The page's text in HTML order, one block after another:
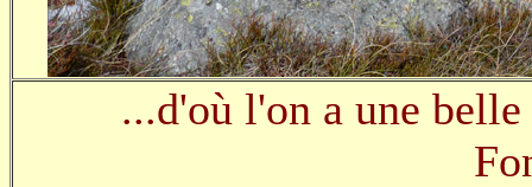
...d'où l'on a une